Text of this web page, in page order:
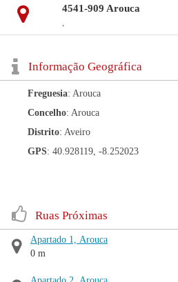
4541-909 Arouca
,
Informação Geográfica
Freguesia: Arouca
Concelho: Arouca
Distrito: Aveiro
GPS: 40.928119, -8.252023
Ruas Próximas
Apartado 1, Arouca
0 m